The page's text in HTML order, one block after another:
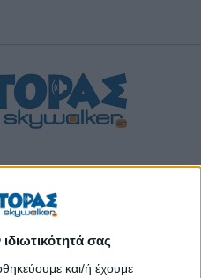
σας
και/ή έχουμε